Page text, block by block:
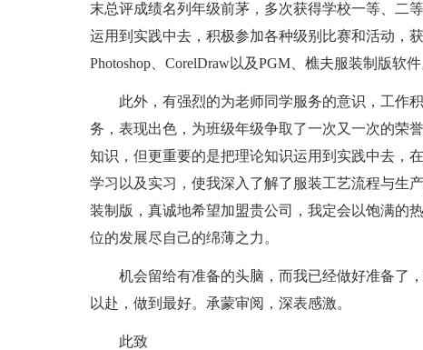
末总评成绩名列年级前茅，多次获得学校一等、二
运用到实践中去，积极参加各种级别比赛和活动，
Photoshop、CorelDraw以及PGM、樵夫服装制版软
此外，有强烈的为老师同学服务的意识，工作积
务，表现出色，为班级年级争取了一次又一次的荣
知识，但更重要的是把理论知识运用到实践中去，
学习以及实习，使我深入了解了服装工艺流程与生
装制版，真诚地希望加盟贵公司，我定会以饱满的
位的发展尽自己的绵薄之力。
机会留给有准备的头脑，而我已经做好准备了，
以赴，做到最好。承蒙审阅，深表感激。
此致